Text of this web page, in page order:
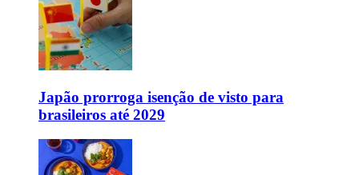
Japão prorroga isenção de visto para
brasileiros até 2029